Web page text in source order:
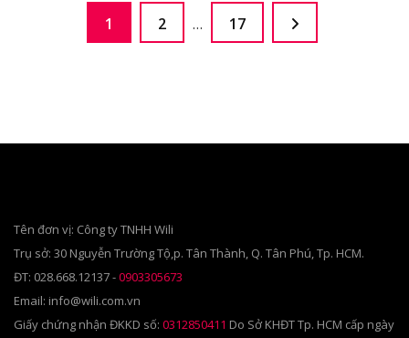
Page
1 Page
2 … Page
17
Tên đơn vị: Công ty TNHH Wili
Trụ sở: 30 Nguyễn Trường Tộ,p. Tân Thành, Q. Tân Phú, Tp. HCM.
ĐT: 028.668.12137 -0903305673
Email: info@wili.com.vn
Giấy chứng nhận ĐKKD số: 0312850411 Do Sở KHĐT Tp. HCM cấp ngày